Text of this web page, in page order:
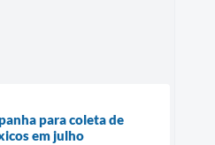
para coleta de
em julho